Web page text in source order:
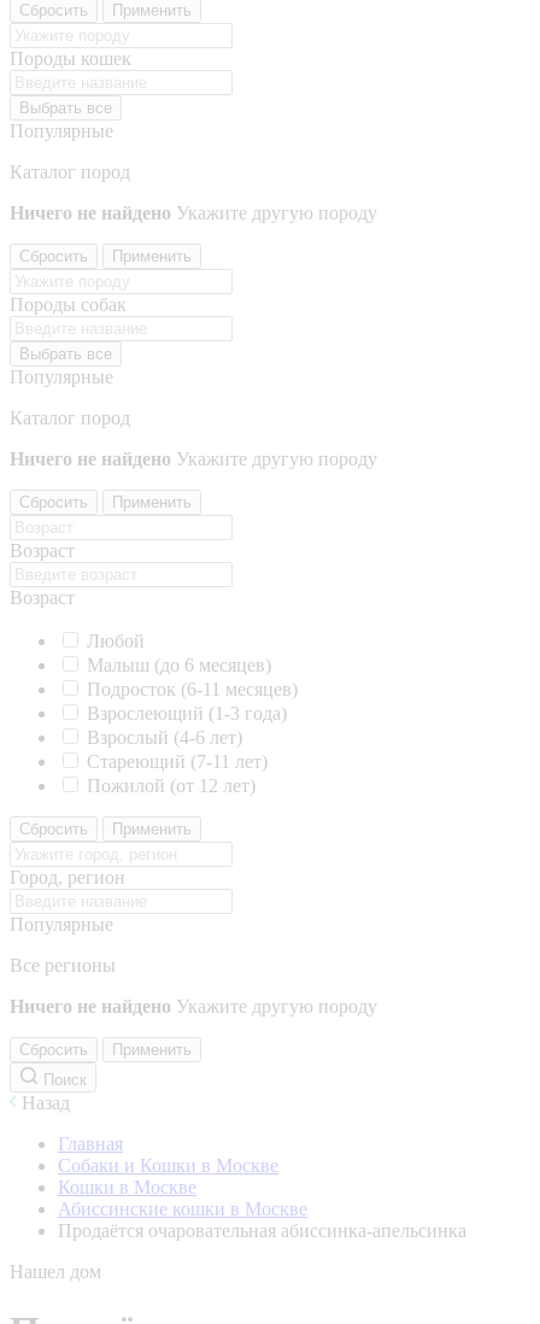
Сбросить Применить
Породы кошек
Выбрать все
Популярные
Каталог пород
Ничего не найдено Укажите другую породу
Сбросить Применить
Породы собак
Выбрать все
Популярные
Каталог пород
Ничего не найдено Укажите другую породу
Сбросить Применить
Возраст
Возраст
Любой
Малыш (до 6 месяцев)
Подросток (6-11 месяцев)
Взрослеющий (1-3 года)
Взрослый (4-6 лет)
Стареющий (7-11 лет)
Пожилой (от 12 лет)
Сбросить Применить
Город, регион
Популярные
Все регионы
Ничего не найдено Укажите другую породу
Сбросить
Применить
Поиск
Назад
Главная
Собаки и Кошки в Москве
Кошки в Москве
Абиссинские кошки в Москве
Продаётся очаровательная абиссинка-апельсинка
Нашел дом